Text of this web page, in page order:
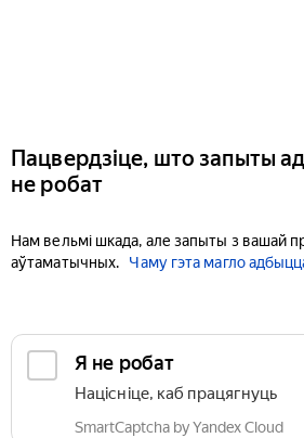
Пацвердзіце, што запыты
не робат
Нам вельмі шкада, але запыты з вашай
аўтаматычных.
Чаму гэта магло
Я не робат
Націсніце, каб працягнуць
SmartCaptcha by Yandex Cloud